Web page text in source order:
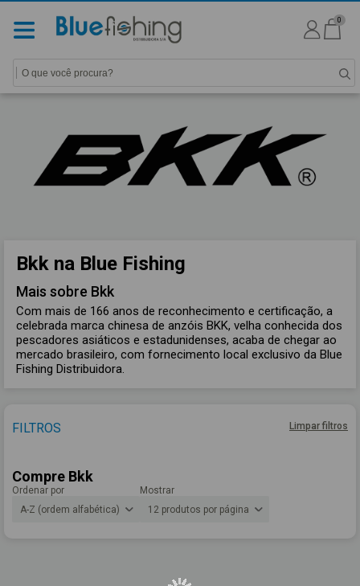
0
Bkk na Blue Fishing
Mais sobre Bkk
Com mais de 166 anos de reconhecimento e certificação, a
celebrada marca chinesa de anzóis BKK, velha conhecida dos
pescadores asiáticos e estadunidenses, acaba de chegar ao
mercado brasileiro, com fornecimento local exclusivo da Blue
Fishing Distribuidora.
FILTROS Limpar filtros
Compre Bkk
Ordenar por Mostrar